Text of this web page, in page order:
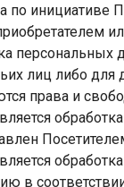
по инициативе
персональных
лиц либо
права и
в